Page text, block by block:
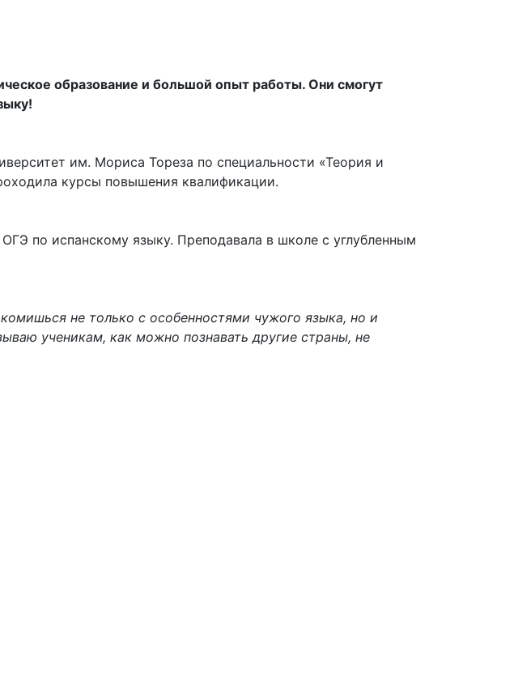
образование и большой опыт работы. Они смогут
им. Мориса Тореза по специальности «Теория и
курсы повышения квалификации.
по испанскому языку. Преподавала в школе с углубленным
не только с особенностями чужого языка, но и
ученикам, как можно познавать другие страны, не